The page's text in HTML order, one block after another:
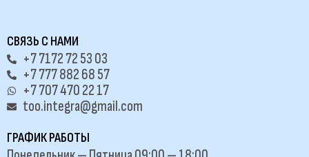
СВЯЗЬ С НАМИ
+7 7172 72 53 03
+7 777 882 68 57
+7 707 470 22 17
too.integra@gmail.com
ГРАФИК РАБОТЫ